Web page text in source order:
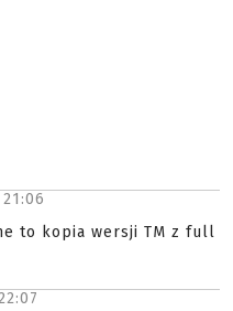
21:06
to kopia wersji TM z full